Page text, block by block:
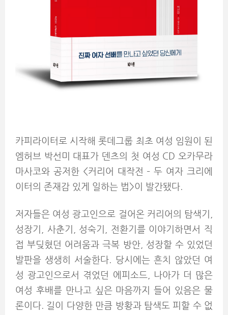
카피라이터로 시작해 롯데그룹 최초 여성 임원이 된
엠허브 박선미 대표가 덴츠의 첫 여성 CD 오카무라
마사코와 공저한 <커리어 대작전 – 두 여자 크리에
이터의 존재감 있게 일하는 법>이 발간됐다.
저자들은 여성 광고인으로 걸어온 커리어의 탐색기,
성장기, 사춘기, 성숙기, 전환기를 이야기하면서 직
접 부딪혔던 어려움과 극복 방안, 성장할 수 있었던
발판을 생생히 서술한다. 당시에는 흔치 않았던 여
성 광고인으로서 겪었던 에피소드, 나아가 더 많은
여성 후배를 만나고 싶은 마음까지 들어 있음은 물
론이다. 길이 다양한 만큼 방황과 탐색도 피할 수 없